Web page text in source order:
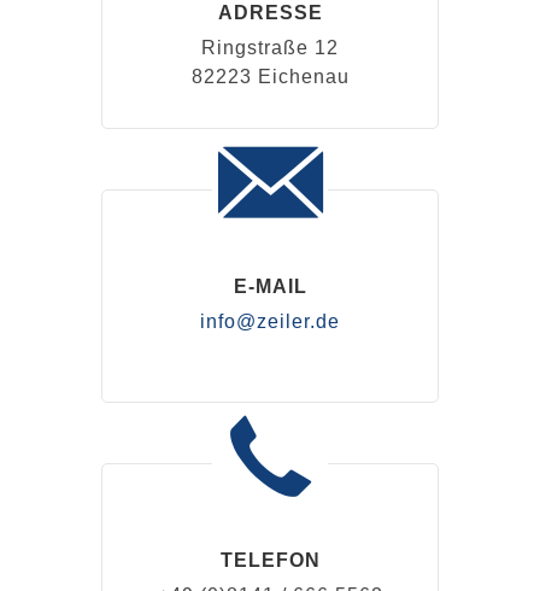
ADRESSE
Ringstraße 12
82223 Eichenau
E-MAIL
info@zeiler.de
TELEFON